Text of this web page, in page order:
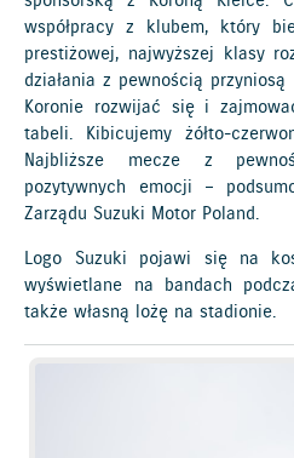
współpracy z klubem, który
prestiżowej, najwyższej klasy
działania z pewnością
Koronie rozwijać się i
tabeli. Kibicujemy żółto-
Najbliższe mecze z
pozytywnych emocji –
Zarządu Suzuki Motor Poland.
Logo Suzuki pojawi się na
wyświetlane na bandach
także własną lożę na stadionie.